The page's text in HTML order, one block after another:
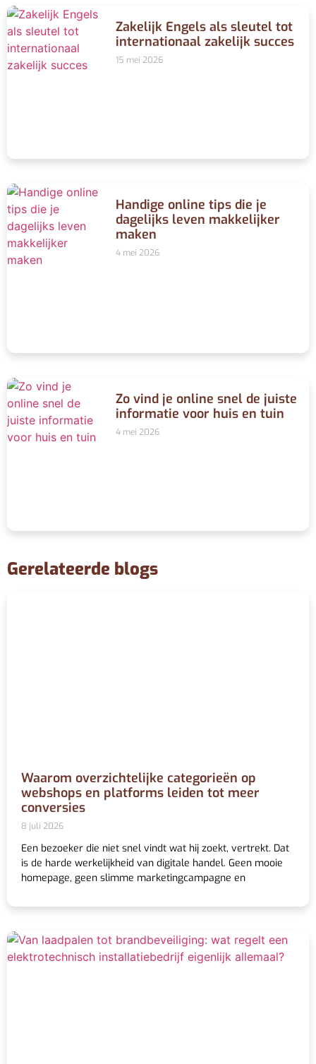
Zakelijk Engels als sleutel tot
internationaal zakelijk succes
15 mei 2026
Handige online tips die je
dagelijks leven makkelijker
maken
4 mei 2026
Zo vind je online snel de juiste
informatie voor huis en tuin
4 mei 2026
Gerelateerde blogs
Waarom overzichtelijke categorieën op
webshops en platforms leiden tot meer
conversies
8 juli 2026
Een bezoeker die niet snel vindt wat hij zoekt, vertrekt. Dat
is de harde werkelijkheid van digitale handel. Geen mooie
homepage, geen slimme marketingcampagne en